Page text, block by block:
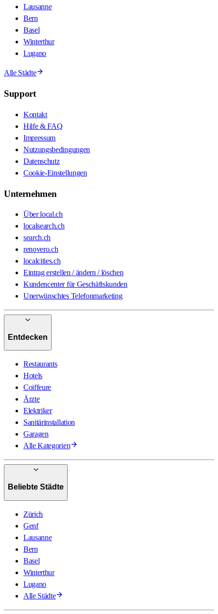
Lausanne
Bern
Basel
Winterthur
Lugano
Alle Städte
Support
Kontakt
Hilfe & FAQ
Impressum
Nutzungsbedingungen
Datenschutz
Cookie-Einstellungen
Unternehmen
Über local.ch
localsearch.ch
search.ch
renovero.ch
localcities.ch
Eintrag erstellen / ändern / löschen
Kundencenter für Geschäftskunden
Unerwünschtes Telefonmarketing
Entdecken
Restaurants
Hotels
Coiffeure
Ärzte
Elektriker
Sanitärinstallation
Garagen
Alle Kategorien
Beliebte Städte
Zürich
Genf
Lausanne
Bern
Basel
Winterthur
Lugano
Alle Städte